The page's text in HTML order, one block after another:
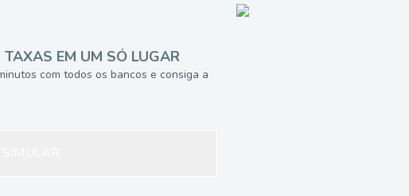
EM UM SÓ LUGAR
com todos os bancos e consiga a